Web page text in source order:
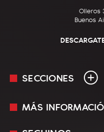
Olleros
Buenos
SECCIONES
En Vivo
MÁS